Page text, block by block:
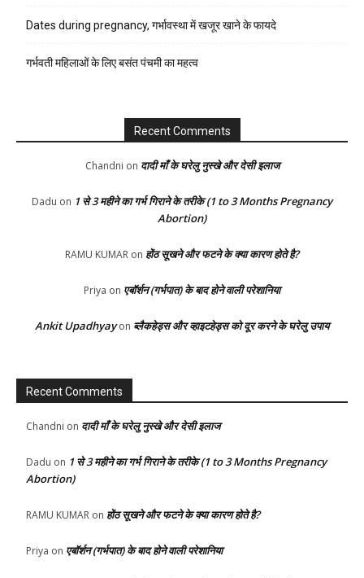
Dates during pregnancy, गर्भावस्था में खजूर खाने के फायदे
गर्भवती महिलाओं के लिए बसंत पंचमी का महत्व
Recent Comments
Chandni on दादी माँ के घरेलु नुस्खे और देसी इलाज
Dadu on 1 से 3 महीने का गर्भ गिराने के तरीके (1 to 3 Months Pregnancy
Abortion)
RAMU KUMAR on होंठ सूखने और फटने के क्या कारण होते है?
Priya on एबॉर्शन (गर्भपात) के बाद होने वाली परेशानिया
Ankit Upadhyayon ब्लैकहेड्स और व्हाइटहेड्स को दूर करने के घरेलु उपाय
Recent Comments
Chandni on दादी माँ के घरेलु नुस्खे और देसी इलाज
Dadu on 1 से 3 महीने का गर्भ गिराने के तरीके (1 to 3 Months Pregnancy
Abortion)
RAMU KUMAR on होंठ सूखने और फटने के क्या कारण होते है?
Priya on एबॉर्शन (गर्भपात) के बाद होने वाली परेशानिया